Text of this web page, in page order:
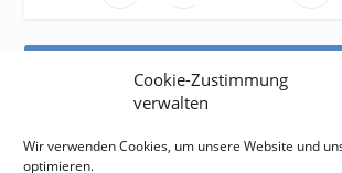
Cookie-Zustimmung
verwalten
Wir verwenden Cookies, um unsere Website und
optimieren.